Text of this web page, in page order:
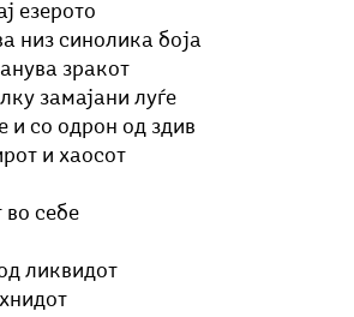
езерото
низ синолика боја
зракот
замајани луѓе
и со одрон од здив
и хаосот
во себе
ликвидот